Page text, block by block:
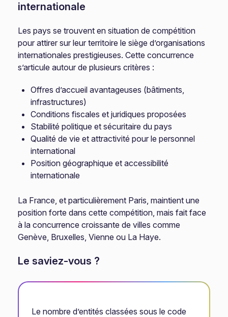
internationale
Les pays se trouvent en situation de compétition
pour attirer sur leur territoire le siège d’organisations
internationales prestigieuses. Cette concurrence
s’articule autour de plusieurs critères :
Offres d’accueil avantageuses (bâtiments,
infrastructures)
Conditions fiscales et juridiques proposées
Stabilité politique et sécuritaire du pays
Qualité de vie et attractivité pour le personnel
international
Position géographique et accessibilité
internationale
La France, et particulièrement Paris, maintient une
position forte dans cette compétition, mais fait face
à la concurrence croissante de villes comme
Genève, Bruxelles, Vienne ou La Haye.
Le saviez-vous ?
Le nombre d’entités classées sous le code